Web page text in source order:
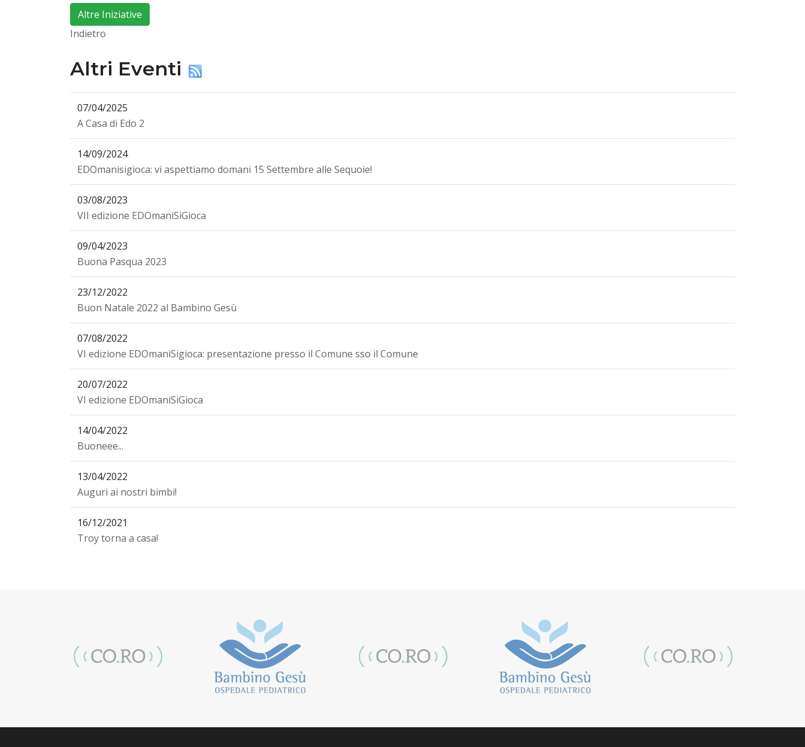
Altre Iniziative
Indietro
Altri Eventi
07/04/2025
A Casa di Edo 2
14/09/2024
EDOmanisigioca: vi aspettiamo domani 15 Settembre alle Sequoie!
03/08/2023
VII edizione EDOmaniSiGioca
09/04/2023
Buona Pasqua 2023
23/12/2022
Buon Natale 2022 al Bambino Gesù
07/08/2022
VI edizione EDOmaniSigioca: presentazione presso il Comune sso il Comune
20/07/2022
VI edizione EDOmaniSiGioca
14/04/2022
Buoneee...
13/04/2022
Auguri ai nostri bimbi!
16/12/2021
Troy torna a casa!